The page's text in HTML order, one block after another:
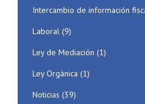
Intercambio de información
Laboral (9)
Ley de Mediación (1)
Ley Orgánica (1)
Noticias (39)